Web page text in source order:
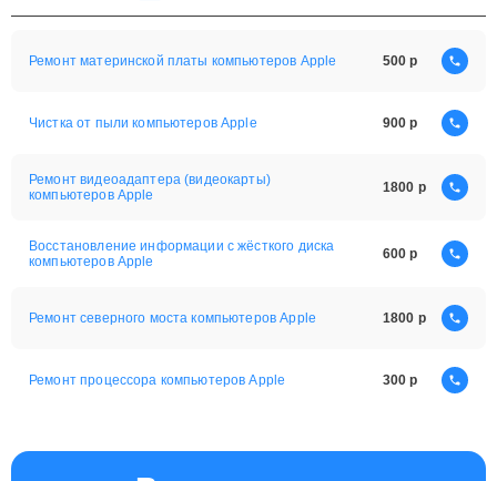
Ремонт материнской платы компьютеров Apple 500
Чистка от пыли компьютеров Apple 900
Ремонт видеоадаптера (видеокарты)
компьютеров Apple
1800
Восстановление информации с жёсткого диска
компьютеров Apple
600
Ремонт северного моста компьютеров Apple 1800
Ремонт процессора компьютеров Apple 300